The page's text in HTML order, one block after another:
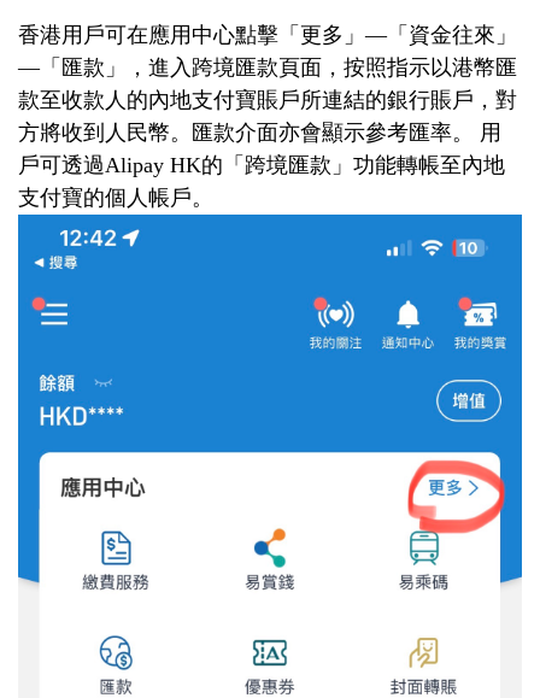
香港用戶可在應用中心點擊「更多」—「資金往來」
—「匯款」，進入跨境匯款頁面，按照指示以港幣匯
款至收款人的內地支付寶賬戶所連結的銀行賬戶，對
方將收到人民幣。匯款介面亦會顯示參考匯率。 用
戶可透過Alipay HK的「跨境匯款」功能轉帳至內地
支付寶的個人帳戶。